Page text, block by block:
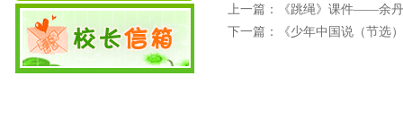
上一篇：
《跳绳》课件——余
下一篇：
《少年中国说（节